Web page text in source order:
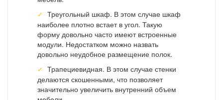
Треугольный шкаф. В этом случае шкаф
наиболее плотно встает в угол. Такую
форму довольно часто имеют встроенные
модули. Недостатком можно назвать
довольно неудобное размещение полок.
Трапециевидная. В этом случае стенки
делаются скошенными, что позволяет
значительно увеличить внутренний объем